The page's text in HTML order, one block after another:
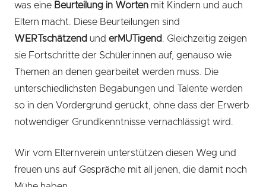
was eine Beurteilung in Worten mit Kindern und auch
Eltern macht. Diese Beurteilungen sind
WERTschätzend und erMUTigend
. Gleichzeitig zeigen
sie Fortschritte der Schüler:innen auf, genauso wie
Themen an denen gearbeitet werden muss. Die
unterschiedlichsten Begabungen und Talente werden
so in den Vordergrund gerückt, ohne dass der Erwerb
notwendiger Grundkenntnisse vernachlässigt wird.
Wir vom Elternverein unterstützen diesen Weg und
freuen uns auf Gespräche mit all jenen, die damit noch